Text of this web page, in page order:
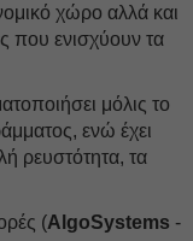
χώρο αλλά και
που ενισχύουν τα
μόλις το
ενώ έχει
ρευστότητα, τα
(AlgoSystems -